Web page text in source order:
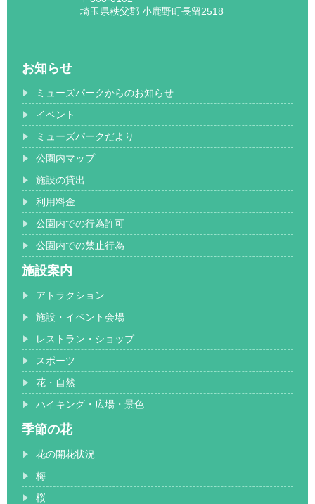
埼玉県秩父郡 小鹿野町長留2518
お知らせ
ミューズパークからのお知らせ
イベント
ミューズパークだより
公園内マップ
施設の貸出
利用料金
公園内での行為許可
公園内での禁止行為
施設案内
アトラクション
施設・イベント会場
レストラン・ショップ
スポーツ
花・自然
ハイキング・広場・景色
季節の花
花の開花状況
梅
桜